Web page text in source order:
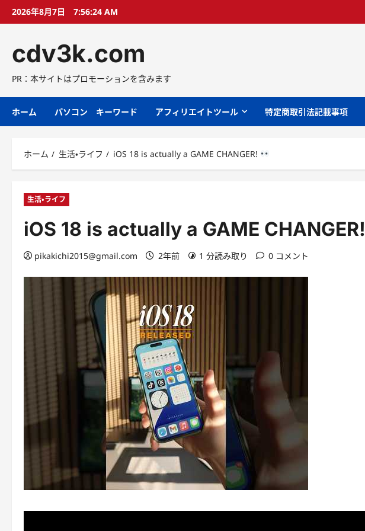
プ
2026年8月7日 7:56:25 AM
cdv3k.com
PR：本サイトはプロモーションを含みます
ホーム パソコン キーワード アフィリエイトツール 特定商取引法記載事項
ホーム 生活・ライフ iOS 18 is actually a GAME CHANGER!
生活・ライフ
iOS 18 is actually a GAME CHANGER!
pikakichi2015@gmail.com 2年前 1 分読み取り 0 コメント